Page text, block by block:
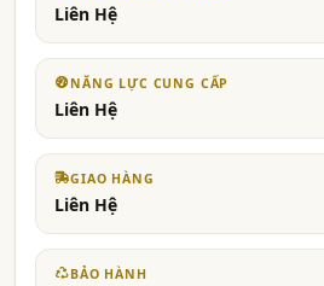
Liên Hệ
NĂNG LỰC CUNG CẤP
Liên Hệ
GIAO HÀNG
Liên Hệ
BẢO HÀNH